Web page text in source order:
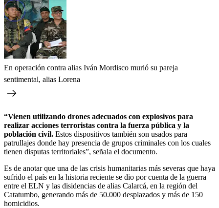
En operación contra alias Iván Mordisco murió su pareja
sentimental, alias Lorena
“Vienen utilizando drones adecuados con explosivos para
realizar acciones terroristas contra la fuerza pública y la
población civil. Estos dispositivos también son usados para
patrullajes donde hay presencia de grupos criminales con los cuales
tienen disputas territoriales”, señala el documento.
Es de anotar que una de las crisis humanitarias más severas que haya
sufrido el país en la historia reciente se dio por cuenta de la guerra
entre el ELN y las disidencias de alias Calarcá, en la región del
Catatumbo, generando más de 50.000 desplazados y más de 150
homicidios.